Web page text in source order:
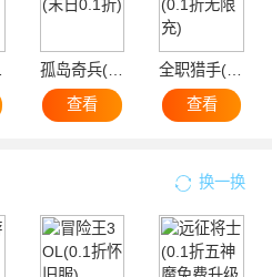
）)
孤岛奇兵(末日0.1折)
查看
全职猎手(0.1折无限充)
查看
换一换